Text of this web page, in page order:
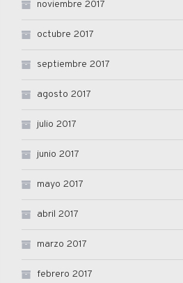
noviembre 2017
octubre 2017
septiembre 2017
agosto 2017
julio 2017
junio 2017
mayo 2017
abril 2017
marzo 2017
febrero 2017